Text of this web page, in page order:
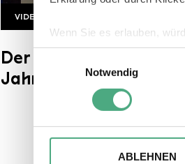
Wenn Sie es erlauben,
Informationen über
Ihr Gerät durch
Erfahren Sie mehr
Einzelheitenfest.
Wir verwenden ggfs.
die Zugriffe auf unsere
Notwendig
ABLEHNEN
WIMS 15 11 DDF
Copyright: Saarländischer
VIDEO
Der Deutsche Film:
Jahre bis heute | SR